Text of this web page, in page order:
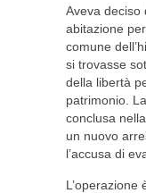
Aveva deciso
abitazione
comune
si trovasse
della libertà
patrimonio.
conclusa
un nuovo
l’accusa di
L’operazione